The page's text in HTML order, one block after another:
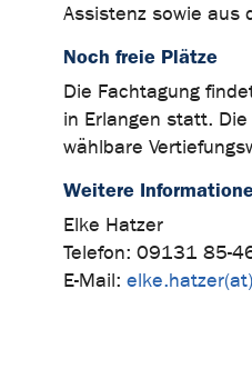
Assistenz sowie aus
Noch freie Plätze
Die Fachtagung
in Erlangen statt.
wählbare
Weitere
Elke Hatzer
Telefon: 09131 85-
E-Mail: